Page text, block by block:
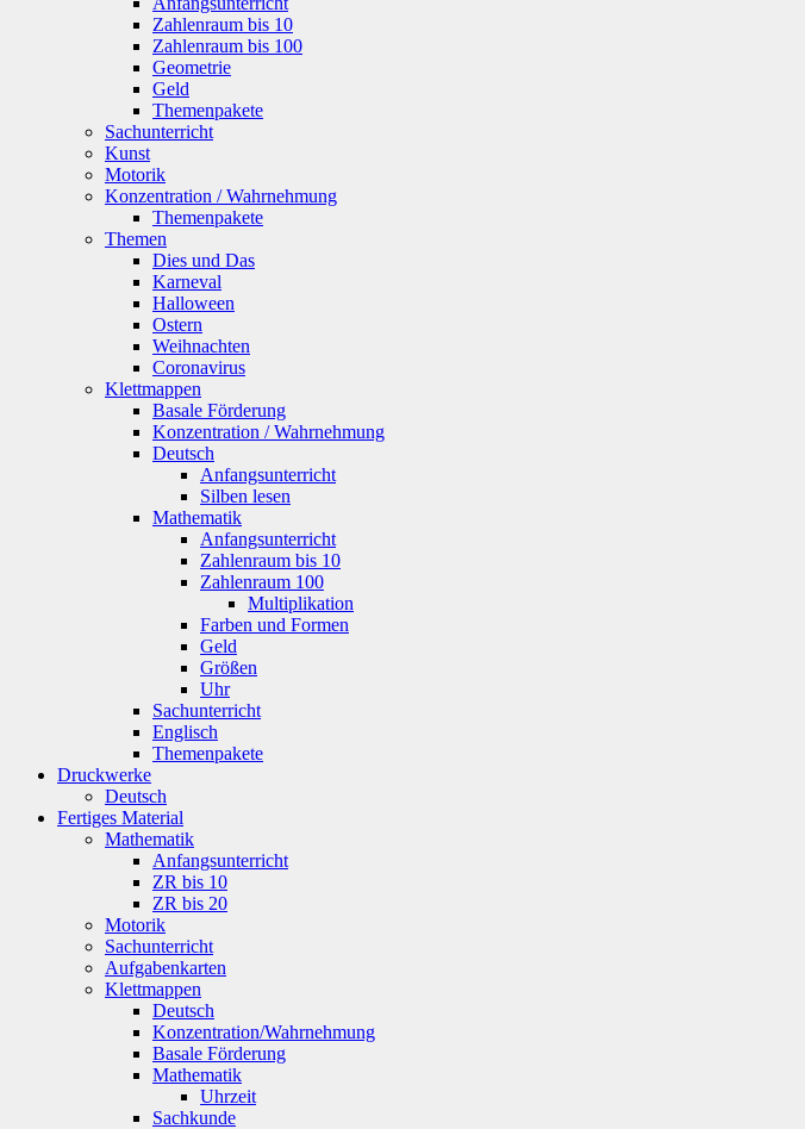
Zahlenraum bis 10
Zahlenraum bis 100
Geometrie
Geld
Themenpakete
Sachunterricht
Kunst
Motorik
Konzentration / Wahrnehmung
Themenpakete
Themen
Dies und Das
Karneval
Halloween
Ostern
Weihnachten
Coronavirus
Klettmappen
Basale Förderung
Konzentration / Wahrnehmung
Deutsch
Anfangsunterricht
Silben lesen
Mathematik
Anfangsunterricht
Zahlenraum bis 10
Zahlenraum 100
Multiplikation
Farben und Formen
Geld
Größen
Uhr
Sachunterricht
Englisch
Themenpakete
Druckwerke
Deutsch
Fertiges Material
Mathematik
Anfangsunterricht
ZR bis 10
ZR bis 20
Motorik
Sachunterricht
Aufgabenkarten
Klettmappen
Deutsch
Konzentration/Wahrnehmung
Basale Förderung
Mathematik
Uhrzeit
Sachkunde